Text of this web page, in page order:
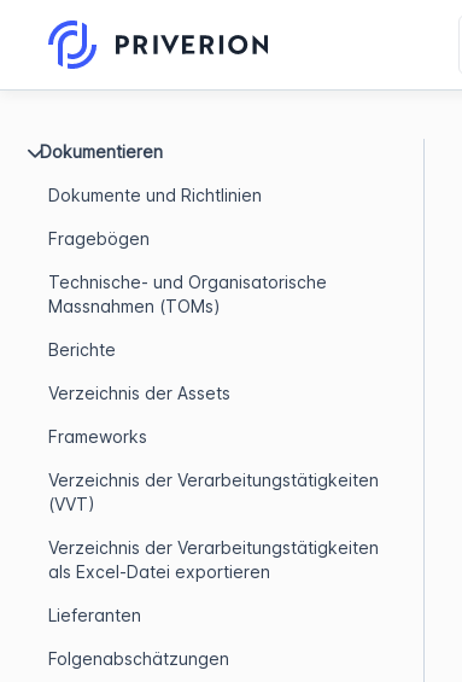
Dokumentieren
Dokumente und Richtlinien
Fragebögen
Technische- und Organisatorische
Massnahmen (TOMs)
Berichte
Verzeichnis der Assets
Frameworks
Verzeichnis der Verarbeitungstätigkeiten
(VVT)
Verzeichnis der Verarbeitungstätigkeiten
als Excel-Datei exportieren
Lieferanten
Folgenabschätzungen